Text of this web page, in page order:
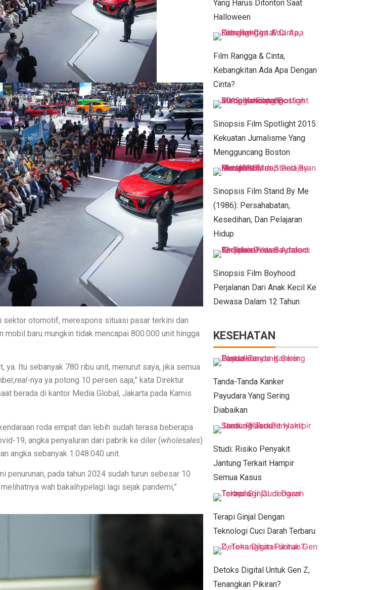
Teknologi Canggih dan Harga Hemat
Max
Dominasi BK
yang Tangguh dan Nyaman
Otomotif
Eropa
dan Berkontribusi untuk Indonesia
dan Harga!
Menyeluruh
Kreatif!
sektor otomotif, merespons situasi pasar terkini dan
mobil baru mungkin tidak mencapai 800.000 unit hingga
ya. Itu sebanyak 780 ribu unit, menurut saya, jika semua
real-nya ya potong 10 persen saja,” kata Direktur
berada di kantor Media Global, Jakarta pada Kamis
roda empat dan lebih sudah terasa beberapa
19, angka penyaluran dari pabrik ke diler (wholesales)
angka sebanyak 1.048.040 unit.
penurunan, pada tahun 2024 sudah turun sebesar 10
wah bakalhypelagi lagi sejak pandemi,”
Yang Harus Ditonton Saat
Halloween
Film Rangga & Cinta,
Kebangkitan Ada Apa Dengan
Cinta?
Sinopsis Film Spotlight 2015:
Kekuatan Jurnalisme Yang
Mengguncang Boston
Sinopsis Film Stand By Me
(1986): Persahabatan,
Kesedihan, Dan Pelajaran
Hidup
Sinopsis Film Boyhood:
Perjalanan Dari Anak Kecil Ke
Dewasa Dalam 12 Tahun
KESEHATAN
Tanda-Tanda Kanker
Payudara Yang Sering
Diabaikan
Studi: Risiko Penyakit
Jantung Terkait Hampir
Semua Kasus
Terapi Ginjal Dengan
Teknologi Cuci Darah Terbaru
Detoks Digital Untuk Gen Z,
Tenangkan Pikiran?